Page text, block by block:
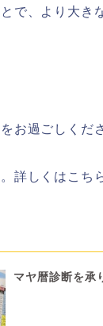
で、より大き
お過ごしくだ
詳しくはこち
マヤ暦診断を承